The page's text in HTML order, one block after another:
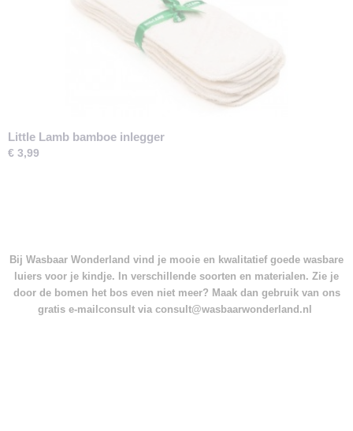
Little Lamb bamboe inlegger
€ 3,99
Bij Wasbaar Wonderland vind je mooie en kwalitatief goede wasbare
luiers voor je kindje. In verschillende soorten en materialen. Zie je
door de bomen het bos even niet meer? Maak dan gebruik van ons
gratis e-mailconsult via consult@wasbaarwonderland.nl